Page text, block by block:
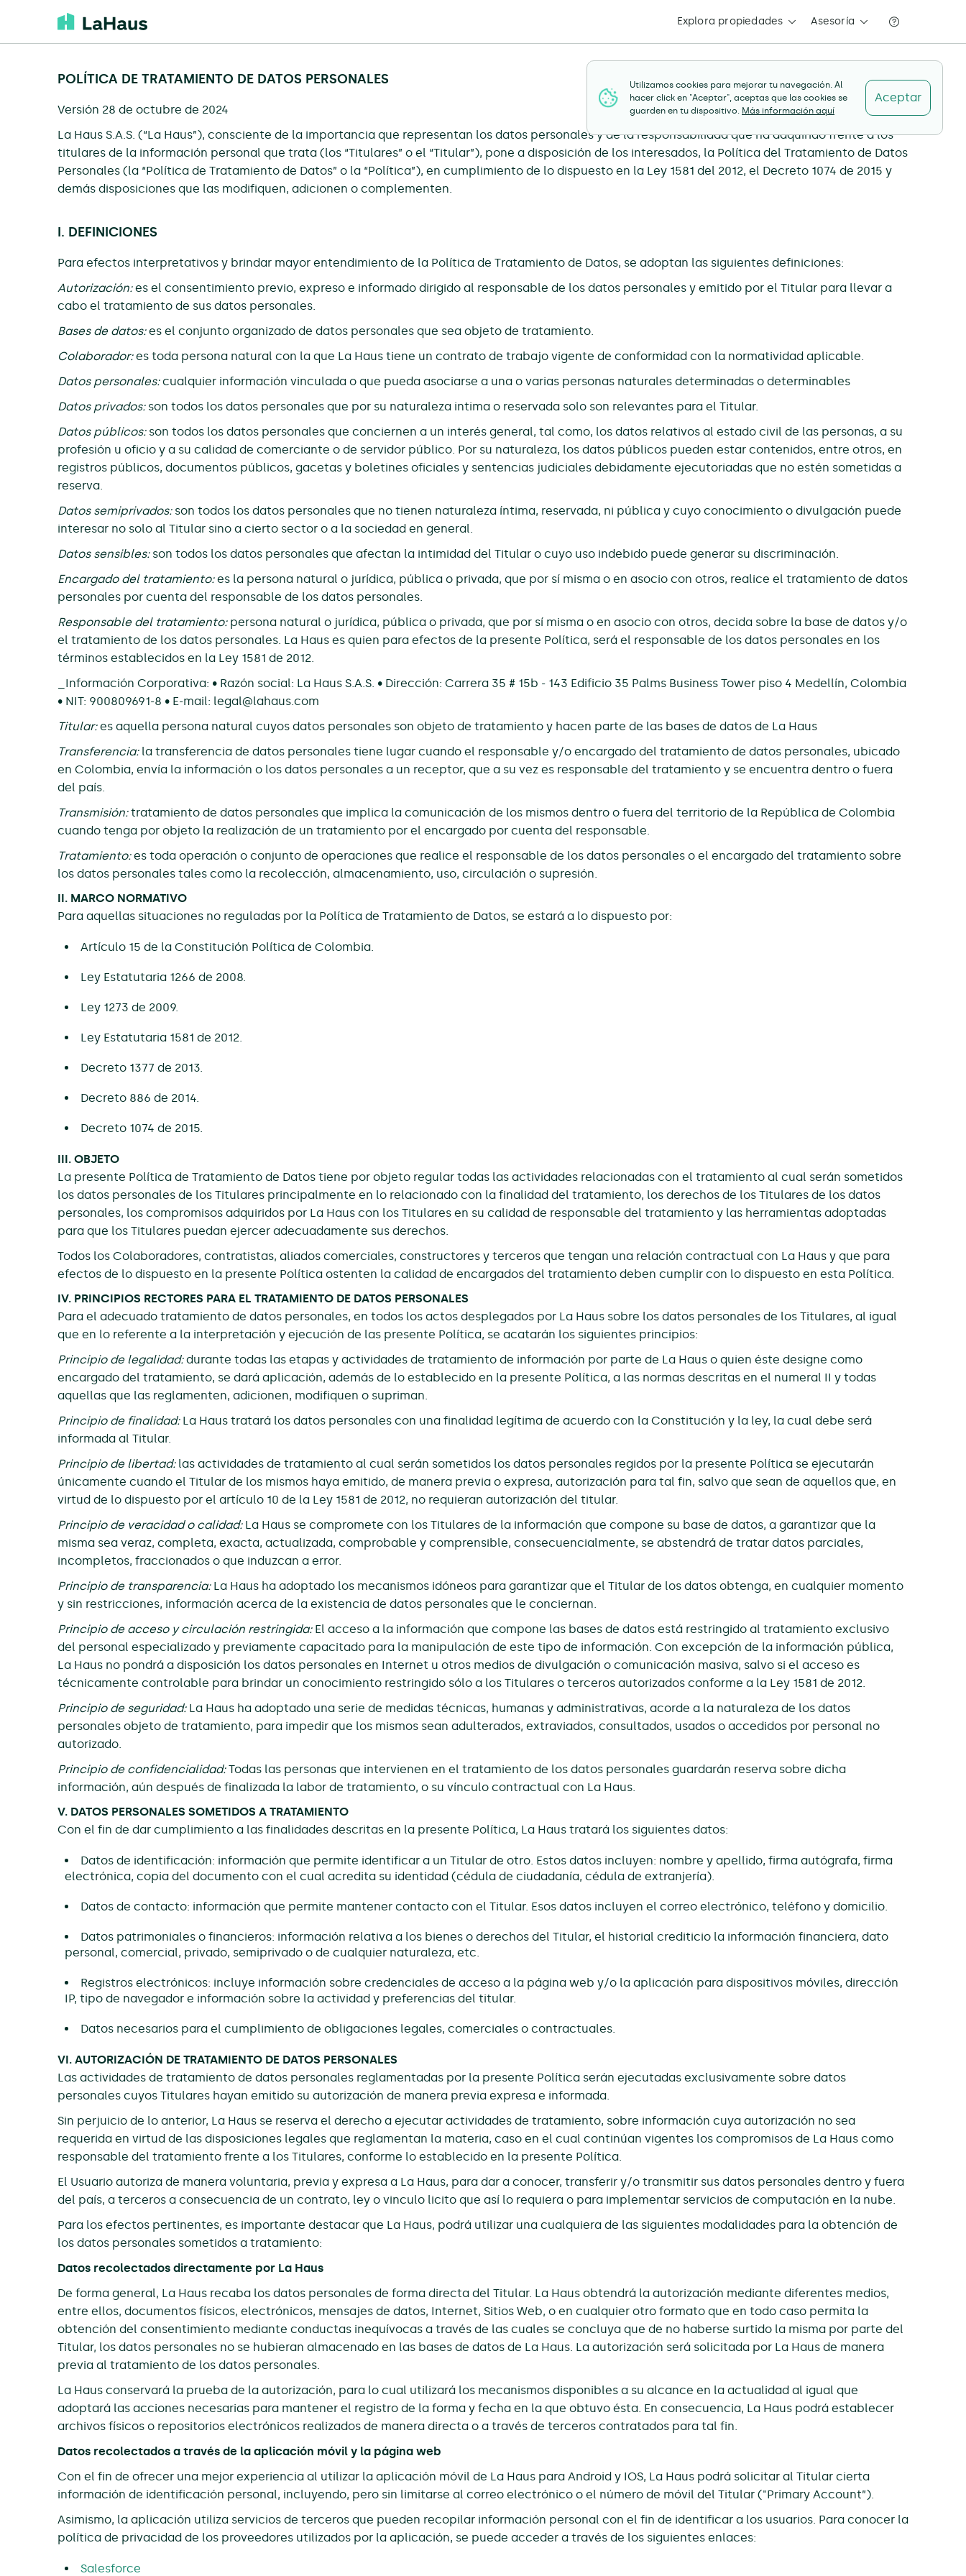
Explora propiedades Asesoría
Utilizamos cookies para mejorar tu navegación. Al
hacer click en "Aceptar", aceptas que las cookies se
guarden en tu dispositivo. Más información aquí
Aceptar
POLÍTICA DE TRATAMIENTO DE DATOS PERSONALES
Versión 28 de octubre de 2024
La Haus S.A.S. (“La Haus”), consciente de la importancia que representan los datos personales y de la responsabilidad que ha adquirido frente a los
titulares de la información personal que trata (los “Titulares” o el “Titular”), pone a disposición de los interesados, la Política del Tratamiento de Datos
Personales (la “Política de Tratamiento de Datos” o la “Política”), en cumplimiento de lo dispuesto en la Ley 1581 del 2012, el Decreto 1074 de 2015 y
demás disposiciones que las modifiquen, adicionen o complementen.
I. DEFINICIONES
Para efectos interpretativos y brindar mayor entendimiento de la Política de Tratamiento de Datos, se adoptan las siguientes definiciones:
Autorización:es el consentimiento previo, expreso e informado dirigido al responsable de los datos personales y emitido por el Titular para llevar a
cabo el tratamiento de sus datos personales.
Bases de datos:es el conjunto organizado de datos personales que sea objeto de tratamiento.
Colaborador:es toda persona natural con la que La Haus tiene un contrato de trabajo vigente de conformidad con la normatividad aplicable.
Datos personales:cualquier información vinculada o que pueda asociarse a una o varias personas naturales determinadas o determinables
Datos privados:son todos los datos personales que por su naturaleza intima o reservada solo son relevantes para el Titular.
Datos públicos:son todos los datos personales que conciernen a un interés general, tal como, los datos relativos al estado civil de las personas, a su
profesión u oficio y a su calidad de comerciante o de servidor público. Por su naturaleza, los datos públicos pueden estar contenidos, entre otros, en
registros públicos, documentos públicos, gacetas y boletines oficiales y sentencias judiciales debidamente ejecutoriadas que no estén sometidas a
reserva.
Datos semiprivados:son todos los datos personales que no tienen naturaleza íntima, reservada, ni pública y cuyo conocimiento o divulgación puede
interesar no solo al Titular sino a cierto sector o a la sociedad en general.
Datos sensibles:son todos los datos personales que afectan la intimidad del Titular o cuyo uso indebido puede generar su discriminación.
Encargado del tratamiento:es la persona natural o jurídica, pública o privada, que por sí misma o en asocio con otros, realice el tratamiento de datos
personales por cuenta del responsable de los datos personales.
Responsable del tratamiento:persona natural o jurídica, pública o privada, que por sí misma o en asocio con otros, decida sobre la base de datos y/o
el tratamiento de los datos personales. La Haus es quien para efectos de la presente Política, será el responsable de los datos personales en los
términos establecidos en la Ley 1581 de 2012.
_Información Corporativa: • Razón social: La Haus S.A.S. • Dirección: Carrera 35 # 15b - 143 Edificio 35 Palms Business Tower piso 4 Medellín, Colombia
• NIT: 900809691-8 • E-mail: legal@lahaus.com
Titular:es aquella persona natural cuyos datos personales son objeto de tratamiento y hacen parte de las bases de datos de La Haus
Transferencia:la transferencia de datos personales tiene lugar cuando el responsable y/o encargado del tratamiento de datos personales, ubicado
en Colombia, envía la información o los datos personales a un receptor, que a su vez es responsable del tratamiento y se encuentra dentro o fuera
del país.
Transmisión:tratamiento de datos personales que implica la comunicación de los mismos dentro o fuera del territorio de la República de Colombia
cuando tenga por objeto la realización de un tratamiento por el encargado por cuenta del responsable.
Tratamiento:es toda operación o conjunto de operaciones que realice el responsable de los datos personales o el encargado del tratamiento sobre
los datos personales tales como la recolección, almacenamiento, uso, circulación o supresión.
II. MARCO NORMATIVO
Para aquellas situaciones no reguladas por la Política de Tratamiento de Datos, se estará a lo dispuesto por:
Artículo 15 de la Constitución Política de Colombia.
Ley Estatutaria 1266 de 2008.
Ley 1273 de 2009.
Ley Estatutaria 1581 de 2012.
Decreto 1377 de 2013.
Decreto 886 de 2014.
Decreto 1074 de 2015.
III. OBJETO
La presente Política de Tratamiento de Datos tiene por objeto regular todas las actividades relacionadas con el tratamiento al cual serán sometidos
los datos personales de los Titulares principalmente en lo relacionado con la finalidad del tratamiento, los derechos de los Titulares de los datos
personales, los compromisos adquiridos por La Haus con los Titulares en su calidad de responsable del tratamiento y las herramientas adoptadas
para que los Titulares puedan ejercer adecuadamente sus derechos.
Todos los Colaboradores, contratistas, aliados comerciales, constructores y terceros que tengan una relación contractual con La Haus y que para
efectos de lo dispuesto en la presente Política ostenten la calidad de encargados del tratamiento deben cumplir con lo dispuesto en esta Política.
IV. PRINCIPIOS RECTORES PARA EL TRATAMIENTO DE DATOS PERSONALES
Para el adecuado tratamiento de datos personales, en todos los actos desplegados por La Haus sobre los datos personales de los Titulares, al igual
que en lo referente a la interpretación y ejecución de las presente Política, se acatarán los siguientes principios:
Principio de legalidad:durante todas las etapas y actividades de tratamiento de información por parte de La Haus o quien éste designe como
encargado del tratamiento, se dará aplicación, además de lo establecido en la presente Política, a las normas descritas en el numeral II y todas
aquellas que las reglamenten, adicionen, modifiquen o supriman.
Principio de finalidad:La Haus tratará los datos personales con una finalidad legítima de acuerdo con la Constitución y la ley, la cual debe será
informada al Titular.
Principio de libertad:las actividades de tratamiento al cual serán sometidos los datos personales regidos por la presente Política se ejecutarán
únicamente cuando el Titular de los mismos haya emitido, de manera previa o expresa, autorización para tal fin, salvo que sean de aquellos que, en
virtud de lo dispuesto por el artículo 10 de la Ley 1581 de 2012, no requieran autorización del titular.
Principio de veracidad o calidad:La Haus se compromete con los Titulares de la información que compone su base de datos, a garantizar que la
misma sea veraz, completa, exacta, actualizada, comprobable y comprensible, consecuencialmente, se abstendrá de tratar datos parciales,
incompletos, fraccionados o que induzcan a error.
Principio de transparencia:La Haus ha adoptado los mecanismos idóneos para garantizar que el Titular de los datos obtenga, en cualquier momento
y sin restricciones, información acerca de la existencia de datos personales que le conciernan.
Principio de acceso y circulación restringida:El acceso a la información que compone las bases de datos está restringido al tratamiento exclusivo
del personal especializado y previamente capacitado para la manipulación de este tipo de información. Con excepción de la información pública,
La Haus no pondrá a disposición los datos personales en Internet u otros medios de divulgación o comunicación masiva, salvo si el acceso es
técnicamente controlable para brindar un conocimiento restringido sólo a los Titulares o terceros autorizados conforme a la Ley 1581 de 2012.
Principio de seguridad:La Haus ha adoptado una serie de medidas técnicas, humanas y administrativas, acorde a la naturaleza de los datos
personales objeto de tratamiento, para impedir que los mismos sean adulterados, extraviados, consultados, usados o accedidos por personal no
autorizado.
Principio de confidencialidad:Todas las personas que intervienen en el tratamiento de los datos personales guardarán reserva sobre dicha
información, aún después de finalizada la labor de tratamiento, o su vínculo contractual con La Haus.
V. DATOS PERSONALES SOMETIDOS A TRATAMIENTO
Con el fin de dar cumplimiento a las finalidades descritas en la presente Política, La Haus tratará los siguientes datos:
Datos de identificación: información que permite identificar a un Titular de otro. Estos datos incluyen: nombre y apellido, firma autógrafa, firma
electrónica, copia del documento con el cual acredita su identidad (cédula de ciudadanía, cédula de extranjería).
Datos de contacto: información que permite mantener contacto con el Titular. Esos datos incluyen el correo electrónico, teléfono y domicilio.
Datos patrimoniales o financieros: información relativa a los bienes o derechos del Titular, el historial crediticio la información financiera, dato
personal, comercial, privado, semiprivado o de cualquier naturaleza, etc.
Registros electrónicos: incluye información sobre credenciales de acceso a la página web y/o la aplicación para dispositivos móviles, dirección
IP, tipo de navegador e información sobre la actividad y preferencias del titular.
Datos necesarios para el cumplimiento de obligaciones legales, comerciales o contractuales.
VI. AUTORIZACIÓN DE TRATAMIENTO DE DATOS PERSONALES
Las actividades de tratamiento de datos personales reglamentadas por la presente Política serán ejecutadas exclusivamente sobre datos
personales cuyos Titulares hayan emitido su autorización de manera previa expresa e informada.
Sin perjuicio de lo anterior, La Haus se reserva el derecho a ejecutar actividades de tratamiento, sobre información cuya autorización no sea
requerida en virtud de las disposiciones legales que reglamentan la materia, caso en el cual continúan vigentes los compromisos de La Haus como
responsable del tratamiento frente a los Titulares, conforme lo establecido en la presente Política.
El Usuario autoriza de manera voluntaria, previa y expresa a La Haus, para dar a conocer, transferir y/o transmitir sus datos personales dentro y fuera
del país, a terceros a consecuencia de un contrato, ley o vinculo licito que así lo requiera o para implementar servicios de computación en la nube.
Para los efectos pertinentes, es importante destacar que La Haus, podrá utilizar una cualquiera de las siguientes modalidades para la obtención de
los datos personales sometidos a tratamiento:
Datos recolectados directamente por La Haus
De forma general, La Haus recaba los datos personales de forma directa del Titular. La Haus obtendrá la autorización mediante diferentes medios,
entre ellos, documentos físicos, electrónicos, mensajes de datos, Internet, Sitios Web, o en cualquier otro formato que en todo caso permita la
obtención del consentimiento mediante conductas inequívocas a través de las cuales se concluya que de no haberse surtido la misma por parte del
Titular, los datos personales no se hubieran almacenado en las bases de datos de La Haus. La autorización será solicitada por La Haus de manera
previa al tratamiento de los datos personales.
La Haus conservará la prueba de la autorización, para lo cual utilizará los mecanismos disponibles a su alcance en la actualidad al igual que
adoptará las acciones necesarias para mantener el registro de la forma y fecha en la que obtuvo ésta. En consecuencia, La Haus podrá establecer
archivos físicos o repositorios electrónicos realizados de manera directa o a través de terceros contratados para tal fin.
Datos recolectados a través de la aplicación móvil y la página web
Con el fin de ofrecer una mejor experiencia al utilizar la aplicación móvil de La Haus para Android y IOS, La Haus podrá solicitar al Titular cierta
información de identificación personal, incluyendo, pero sin limitarse al correo electrónico o el número de móvil del Titular ("Primary Account”).
Asimismo, la aplicación utiliza servicios de terceros que pueden recopilar información personal con el fin de identificar a los usuarios. Para conocer la
política de privacidad de los proveedores utilizados por la aplicación, se puede acceder a través de los siguientes enlaces:
Salesforce